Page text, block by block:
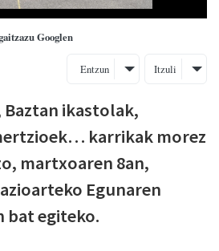
Googlen
Entzun Itzuli
Baztan ikastolak,
karrikak morez
martxoaren 8an,
Egunaren
bat egiteko.